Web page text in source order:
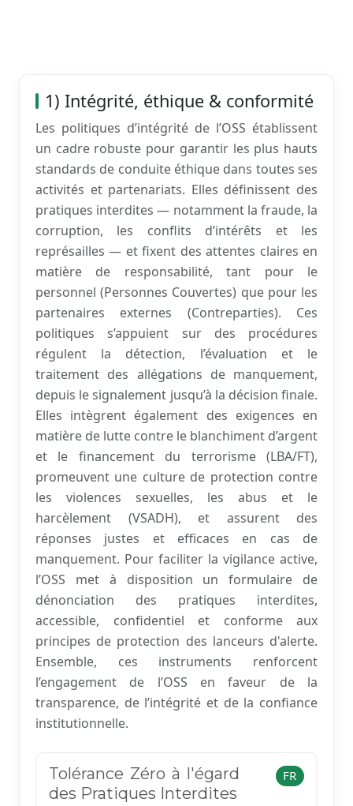
1) Intégrité, éthique & conformité
Les politiques d’intégrité de l’OSS établissent
un cadre robuste pour garantir les plus hauts
standards de conduite éthique dans toutes ses
activités et partenariats. Elles définissent des
pratiques interdites — notamment la fraude, la
corruption, les conflits d’intérêts et les
représailles — et fixent des attentes claires en
matière de responsabilité, tant pour le
personnel (Personnes Couvertes) que pour les
partenaires externes (Contreparties). Ces
politiques s’appuient sur des procédures
régulent la détection, l’évaluation et le
traitement des allégations de manquement,
depuis le signalement jusqu’à la décision finale.
Elles intègrent également des exigences en
matière de lutte contre le blanchiment d’argent
et le financement du terrorisme (LBA/FT),
promeuvent une culture de protection contre
les violences sexuelles, les abus et le
harcèlement (VSADH), et assurent des
réponses justes et efficaces en cas de
manquement. Pour faciliter la vigilance active,
l’OSS met à disposition un formulaire de
dénonciation des pratiques interdites,
accessible, confidentiel et conforme aux
principes de protection des lanceurs d'alerte.
Ensemble, ces instruments renforcent
l’engagement de l’OSS en faveur de la
transparence, de l’intégrité et de la confiance
institutionnelle.
Tolérance Zéro à l'égard
des Pratiques Interdites
FR